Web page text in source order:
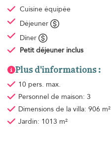
Cuisine équipée
Déjeuner
Dîner
Petit déjeuner inclus
Plus d'informations :
10 pers. max.
Personnel de maison: 3
Dimensions de la villa: 906 m²
Jardin: 1013 m²